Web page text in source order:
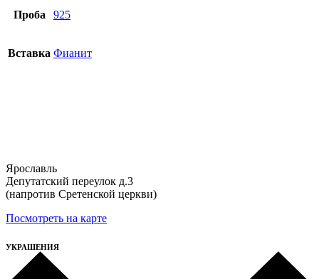
Проба 925
Вставка Фианит
Ярославль
Депутатский переулок д.3
(напротив Сретенской церкви)
Посмотреть на карте
УКРАШЕНИЯ